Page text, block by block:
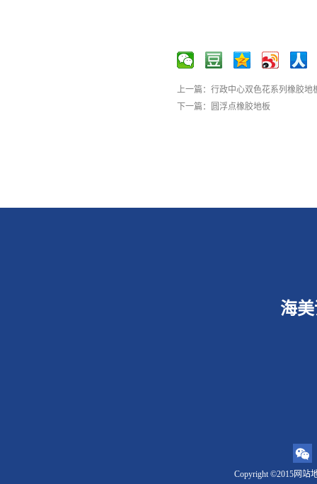
上一篇： 行政中心双色花系列橡胶地
下一篇：
圆浮点橡胶地板
海
Copyright ©2015网站